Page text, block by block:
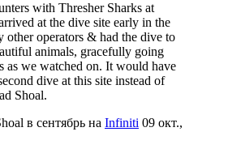
with Thresher Sharks at
at the dive site early in the
other operators & had the dive to
animals, gracefully going
as we watched on. It would have
dive at this site instead of
Shoal.
в сентябрь на Infiniti 09 окт.,